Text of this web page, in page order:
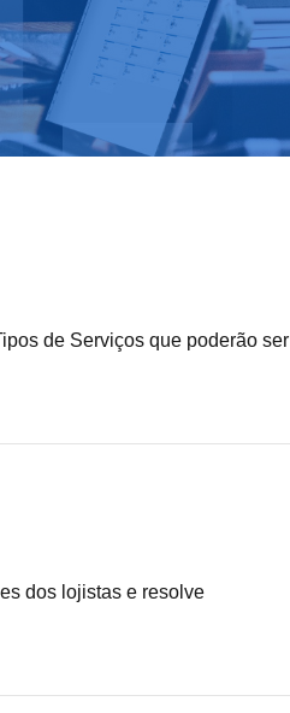
de Serviços que poderão ser
dos lojistas e resolve